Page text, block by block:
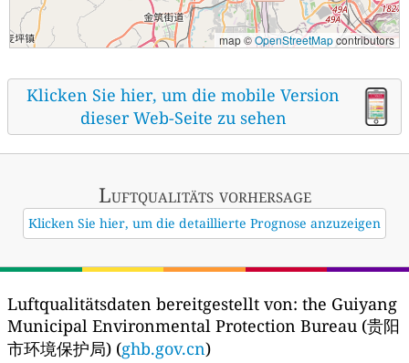
map ©OpenStreetMapcontributors
Klicken Sie hier, um die mobile Version
dieser Web-Seite zu sehen
Luftqualitäts vorhersage
Klicken Sie hier, um die detaillierte Prognose anzuzeigen
Luftqualitätsdaten bereitgestellt von: the Guiyang
Municipal Environmental Protection Bureau (贵阳
市环境保护局) (ghb.gov.cn)